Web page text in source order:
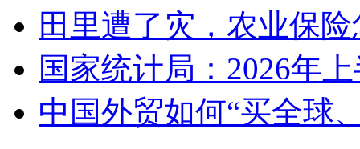
田里遭了灾，农业保
国家统计局：2026年
中国外贸如何“买全球